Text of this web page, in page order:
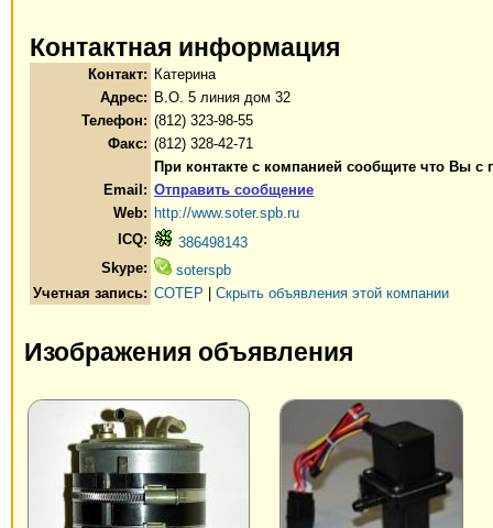
Контактная информация
Контакт: Катерина
Адрес: В.О. 5 линия дом 32
Телефон: (812) 323-98-55
Факс: (812) 328-42-71
При контакте с компанией сообщите что Вы с
Email: Отправить сообщение
Web: http://www.soter.spb.ru
ICQ:
386498143
Skype:
soterspb
Учетная запись: СОТЕР Скрыть объявления этой компании
Изображения объявления